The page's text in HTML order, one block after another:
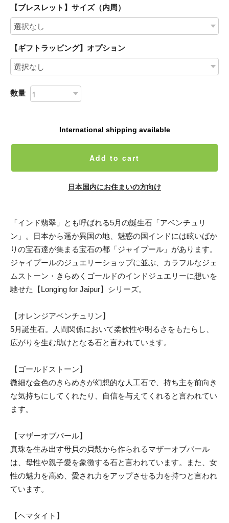
【ブレスレット】サイズ（内周）
【ギフトラッピング】オプション
数量
International shipping available
Add to cart
日本国内にお住まいの方向け
「インド翡翠」とも呼ばれる5月の誕生石「アベンチュリ
ン」。日本から遥か異国の地、魅惑の国インドには眩いばか
りの宝石達が集まる宝石の都「ジャイプール」があります。
ジャイプールのジュエリーショップに並ぶ、カラフルなジェ
ムストーン・きらめくゴールドのインドジュエリーに想いを
馳せた【Longing for Jaipur】シリーズ。
【オレンジアベンチュリン】
5月誕生石。人間関係において柔軟性や明るさをもたらし、
広がりを生む助けとなる石と言われています。
【ゴールドストーン】
微細な金色のきらめきが幻想的な人工石で、持ち主を前向き
な気持ちにしてくれたり、自信を与えてくれると言われてい
ます。
【マザーオブパール】
真珠を生み出す母貝の貝殻から作られるマザーオブパール
は、母性や親子愛を象徴する石と言われています。また、女
性の魅力を高め、愛され力をアップさせる力を持つと言われ
ています。
【ヘマタイト】